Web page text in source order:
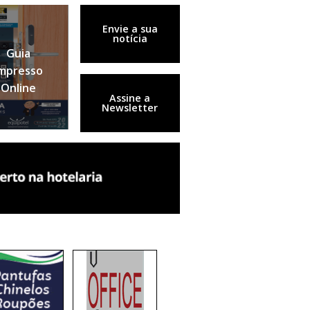
Guia
Online
Envie a sua
notícia
Assine a
Newsletter